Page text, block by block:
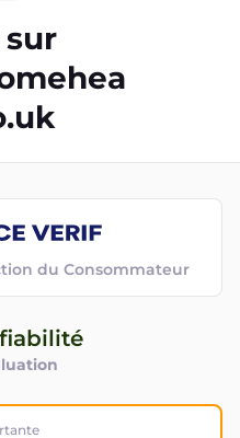
sur
du Consommateur